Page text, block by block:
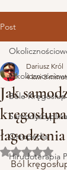
Post
Bóle
Samodyscyplina
Ortopedia
Hirudoterapia
Jak
Dariusz Król
4 kwi 3
Oceniono
Ból